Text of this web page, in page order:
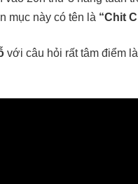
mục này có tên là “Chit
với câu hỏi rất tâm điểm